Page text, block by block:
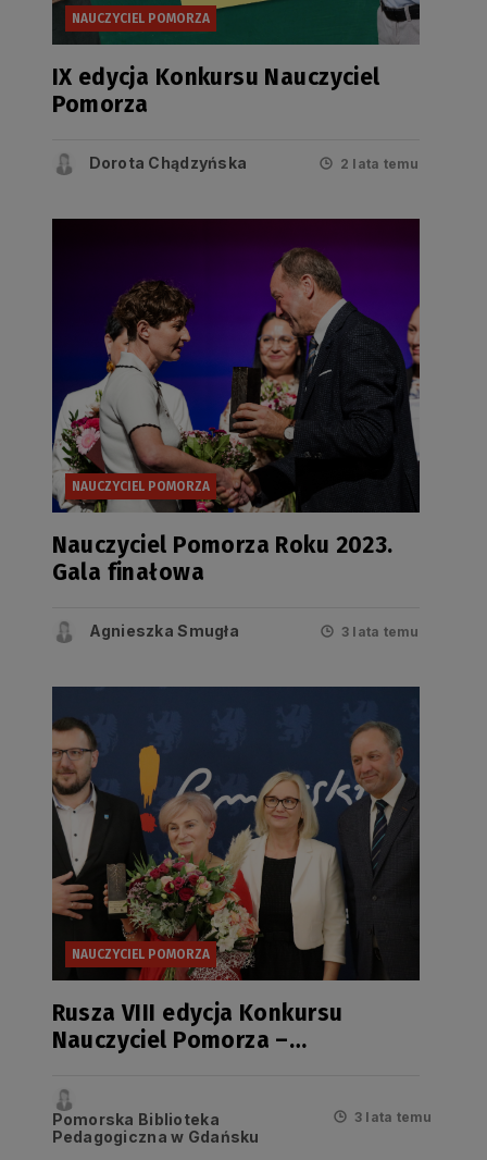
NAUCZYCIEL POMORZA
IX edycja Konkursu Nauczyciel
Pomorza
Dorota Chądzyńska 2 lata temu
NAUCZYCIEL POMORZA
Nauczyciel Pomorza Roku 2023.
Gala finałowa
Agnieszka Smugła 3 lata temu
NAUCZYCIEL POMORZA
Rusza VIII edycja Konkursu
Nauczyciel Pomorza –
wniosków
Pomorska Biblioteka
Pedagogiczna w Gdańsku
3 lata temu